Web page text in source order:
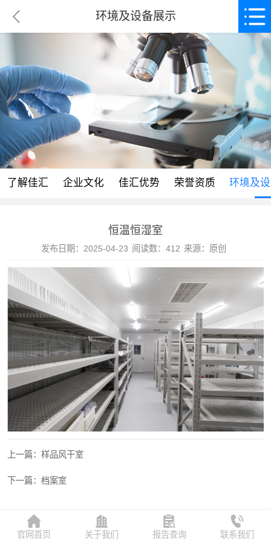
环境及设备展示
了解佳汇 企业文化 佳汇优势 荣誉资质 环境及
恒温恒湿室
发布日期：2025-04-23 阅读数：412 来源：原创
上一篇：样品风干室
下一篇：档案室
官网首页 关于我们 报告查询 联系我们